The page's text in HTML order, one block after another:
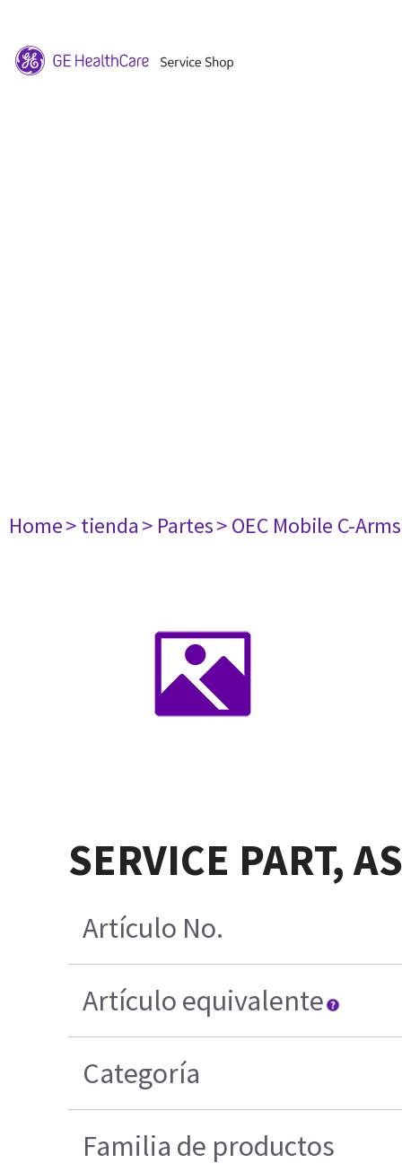
Home> tienda> Partes> OEC Mobile C-Arms
SERVICE PART,
Artículo No.
Artículo equivalente
Categoría
Familia de productos